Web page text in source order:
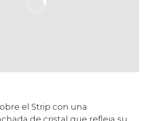
el Strip con una